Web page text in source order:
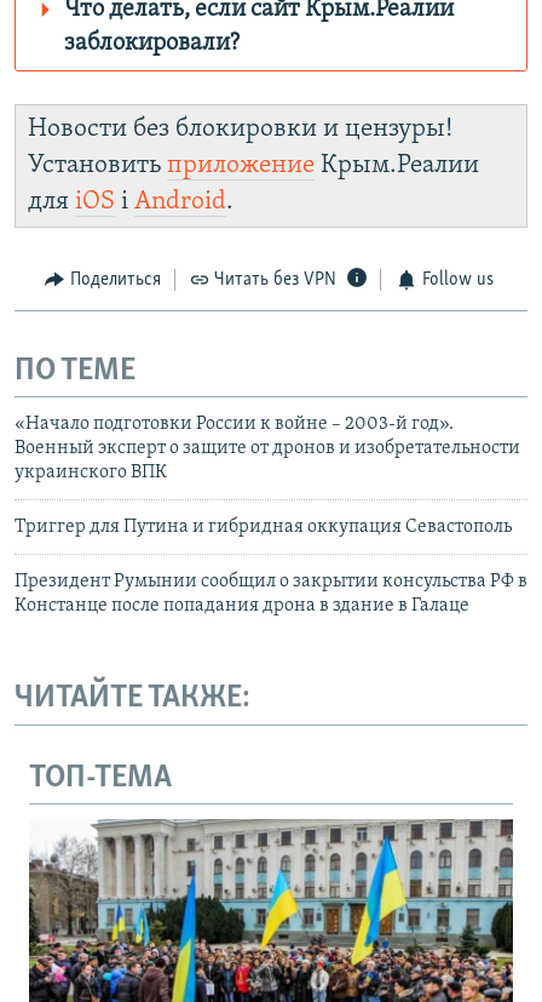
Что делать, если сайт Крым.Реалии
заблокировали?
Крым.Реалии
зеркального сайта:
https://d3dfhuxm2n0q8b.cloudfront.net/
установить VPN
Новости без блокировки и цензуры!
Установить приложение Крым.Реалии
для iOS і Android.
Поделиться Читать без VPN Follow us
ПО ТЕМЕ
«Начало подготовки России к войне – 2003-й год».
Военный эксперт о защите от дронов и изобретательности
украинского ВПК
Триггер для Путина и гибридная оккупация Севастополь
Президент Румынии сообщил о закрытии консульства РФ в
Констанце после попадания дрона в здание в Галаце
ЧИТАЙТЕ ТАКЖЕ:
ТОП-ТЕМА